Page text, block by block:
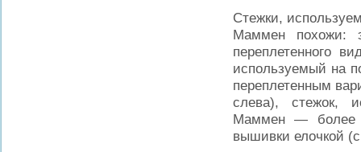
Стежки,
Маммен похожи:
переплетенного
используемый на
переплетенным
слева), стежок,
Маммен — более
вышивки елочкой